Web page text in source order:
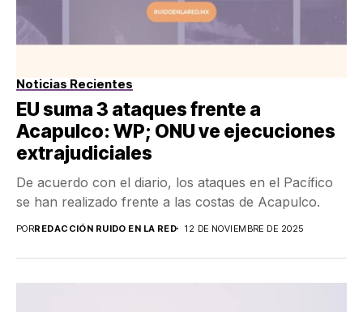
Noticias Recientes
EU suma 3 ataques frente a
Acapulco: WP; ONU ve ejecuciones
extrajudiciales
De acuerdo con el diario, los ataques en el Pacífico
se han realizado frente a las costas de Acapulco.
PORREDACCIÓN RUIDO EN LA RED 12 DE NOVIEMBRE DE 2025